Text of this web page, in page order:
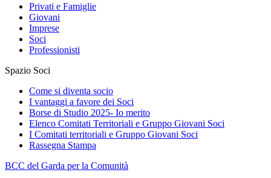
Privati e Famiglie
Giovani
Imprese
Soci
Professionisti
Spazio Soci
Come si diventa socio
I vantaggi a favore dei Soci
Borse di Studio 2025- Io merito
Elenco Comitati Territoriali e Gruppo Giovani Soci
I Comitati territoriali e Gruppo Giovani Soci
Rassegna Stampa
BCC del Garda per la Comunità